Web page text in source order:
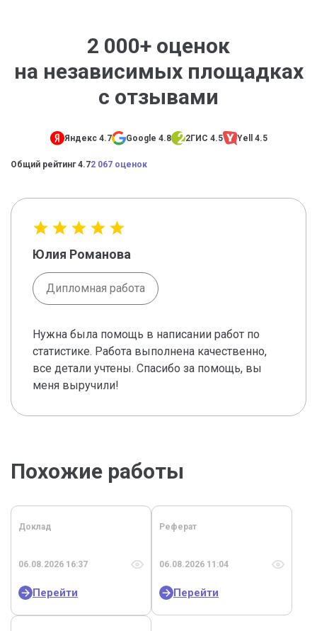
2 000+ оценок
на независимых площадках
с отзывами
Яндекс 4.7 Google 4.8 2ГИС 4.5 Yell 4.5
Общий рейтинг 4.72 067 оценок
Юлия Романова
Дипломная работа
Нужна была помощь в написании работ по
статистике. Работа выполнена качественно,
все детали учтены. Спасибо за помощь, вы
меня выручили!
Похожие работы
Доклад
06.08.2026 16:37
Перейти
Реферат
06.08.2026 11:04
Перейти